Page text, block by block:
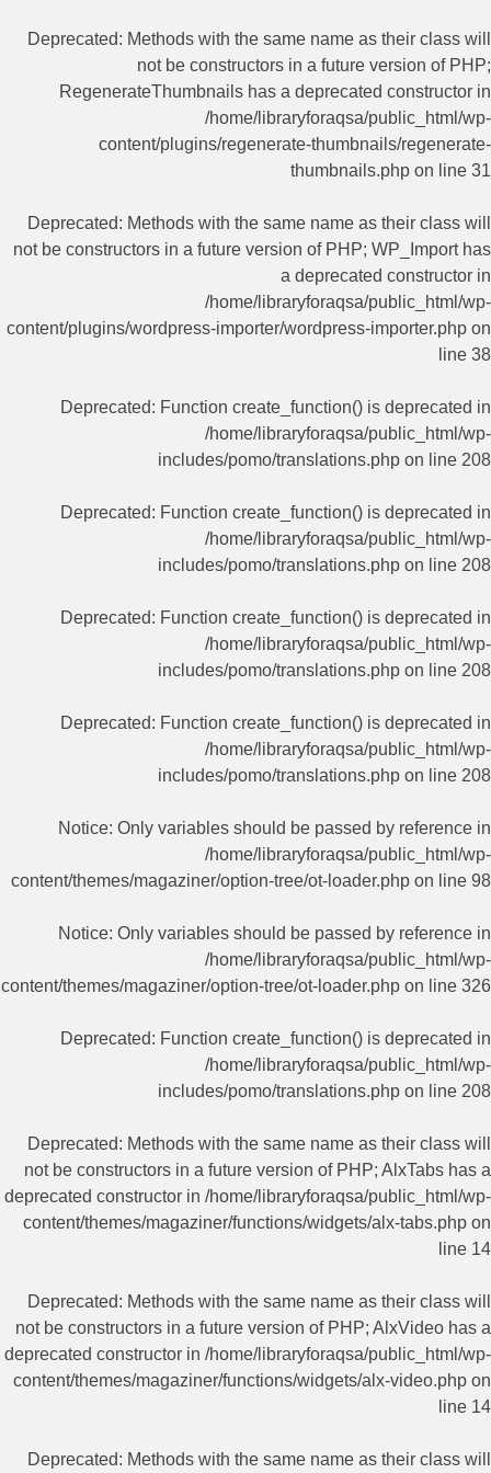
Deprecated: Methods with the same name as their class will
not be constructors in a future version of PHP;
RegenerateThumbnails has a deprecated constructor in
/home/libraryforaqsa/public_html/wp-
content/plugins/regenerate-thumbnails/regenerate-
thumbnails.php on line 31
Deprecated: Methods with the same name as their class will
not be constructors in a future version of PHP; WP_Import has
a deprecated constructor in
/home/libraryforaqsa/public_html/wp-
content/plugins/wordpress-importer/wordpress-importer.php on
line 38
Deprecated: Function create_function() is deprecated in
/home/libraryforaqsa/public_html/wp-
includes/pomo/translations.php on line 208
Deprecated: Function create_function() is deprecated in
/home/libraryforaqsa/public_html/wp-
includes/pomo/translations.php on line 208
Deprecated: Function create_function() is deprecated in
/home/libraryforaqsa/public_html/wp-
includes/pomo/translations.php on line 208
Deprecated: Function create_function() is deprecated in
/home/libraryforaqsa/public_html/wp-
includes/pomo/translations.php on line 208
Notice: Only variables should be passed by reference in
/home/libraryforaqsa/public_html/wp-
content/themes/magaziner/option-tree/ot-loader.php on line 98
Notice: Only variables should be passed by reference in
/home/libraryforaqsa/public_html/wp-
content/themes/magaziner/option-tree/ot-loader.php on line 326
Deprecated: Function create_function() is deprecated in
/home/libraryforaqsa/public_html/wp-
includes/pomo/translations.php on line 208
Deprecated: Methods with the same name as their class will
not be constructors in a future version of PHP; AlxTabs has a
deprecated constructor in /home/libraryforaqsa/public_html/wp-
content/themes/magaziner/functions/widgets/alx-tabs.php on
line 14
Deprecated: Methods with the same name as their class will
not be constructors in a future version of PHP; AlxVideo has a
deprecated constructor in /home/libraryforaqsa/public_html/wp-
content/themes/magaziner/functions/widgets/alx-video.php on
line 14
Deprecated: Methods with the same name as their class will